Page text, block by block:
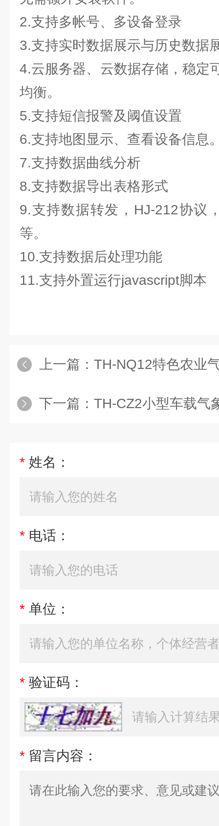
2.支持多帐号、多设备登录
3.支持实时数据展示与历史数据
4.云服务器、云数据存储，稳定
均衡。
5.支持短信报警及阈值设置
6.支持地图显示、查看设备信息
7.支持数据曲线分析
8.支持数据导出表格形式
9.支持数据转发，HJ-212协议
等。
10.支持数据后处理功能
11.支持外置运行javascript脚本
上一篇： TH-NQ12特色农业
下一篇： TH-CZ2小型车载气
* 姓名：
* 电话：
* 单位：
* 验证码：
* 留言内容：